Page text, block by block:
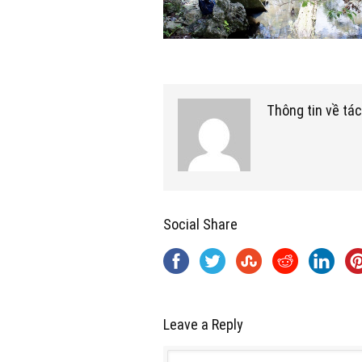
Thông tin về
Social Share
Leave a Reply